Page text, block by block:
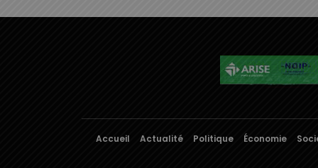
Accueil Actualité Politique Économie